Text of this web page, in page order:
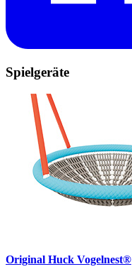
Spielgeräte
Original Huck Vogelnest®